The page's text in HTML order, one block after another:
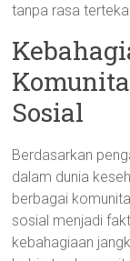
tanpa rasa
Sosial
Berdasarkan
dalam dunia
berbagai
sosial menjadi
kebahagiaan